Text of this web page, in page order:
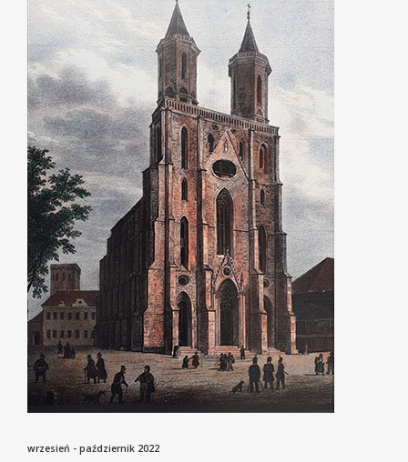
wrzesień - październik 2022